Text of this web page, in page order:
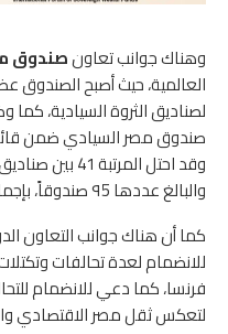
وهناك جوانب تعاونصندوق
العالمية، حيث أصبح الصندوق
لصناديق الثروة السيادية،
صندوق مصر السيادي ضمن
وقد احتل
والبالغ عددها ٩5 صندوقاً، بإجمالي أصول 8,3 تريليون دولار.
كما أن هناك جوانب التعاون
للانضمام لعدة تحالفات
فرنسا، كما دعي للانضمام
لتعكس ثقل مصر الاقتصادي